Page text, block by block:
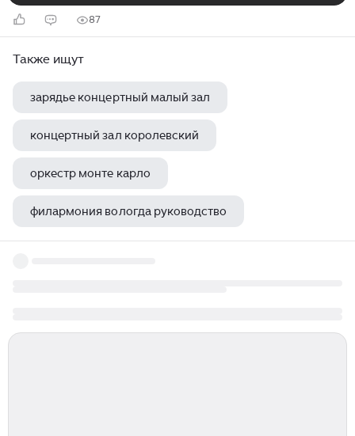
87
Также ищут
зарядье концертный малый зал
концертный зал королевский
оркестр монте карло
филармония вологда руководство